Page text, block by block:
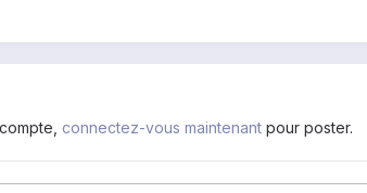
connectez-vous maintenant pour poster.